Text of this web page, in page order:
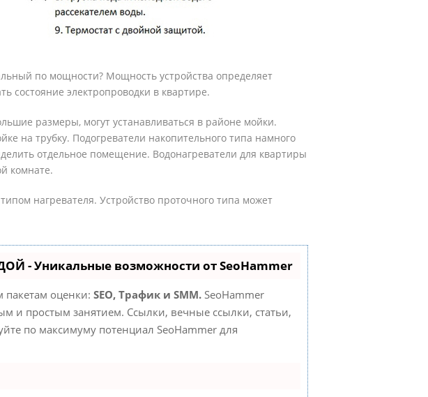
по мощности? Мощность устройства определяет
состояние электропроводки в квартире.
размеры, могут устанавливаться в районе мойки.
на трубку. Подогреватели накопительного типа намного
отдельное помещение. Водонагреватели для квартиры
комнате.
нагревателя. Устройство проточного типа может
- Уникальные возможности от SeoHammer
пакетам оценки: SEO, Трафик и SMM. SeoHammer
и простым занятием. Ссылки, вечные ссылки, статьи,
по максимуму потенциал SeoHammer для